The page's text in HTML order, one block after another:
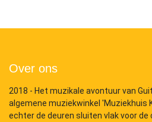
Over ons
2018 - Het muzikale avontuur van
algemene muziekwinkel 'Muziekhuis
echter de deuren sluiten vlak voor de